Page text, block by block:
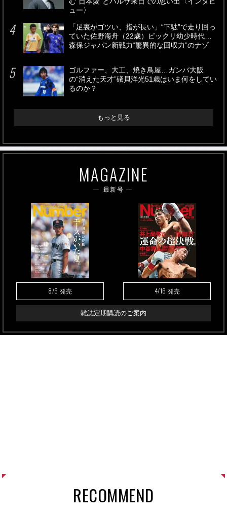
ュー〉
「足裏がゴツい、指が長い」“下駄”で走り回っ
ていた佐野海舟（22歳）ビックリ幼少時代…
森保ジャパン新戦力“驚異的な回収力”のナゾ
ゴルファー、大工、焼き鳥屋…ガンバ大阪
の“消えた天才”礒貝洋光51歳はいま何をしてい
るのか？
もっと見る
MAGAZINE
最新号
8/6 発売 4/16 発売
雑誌定期購読のご案内
RECOMMEND